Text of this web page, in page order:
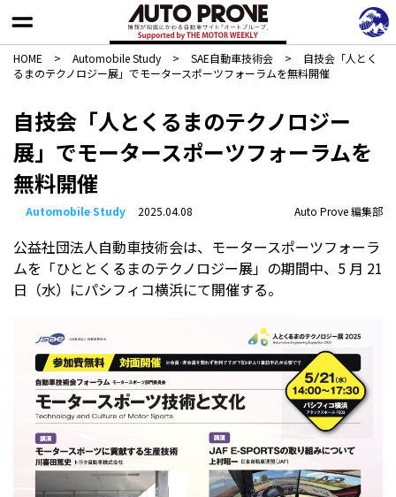
HOME > Automobile Study > SAE自動車技術会 >
自技会「人とく
るまのテクノロジー展」でモータースポーツフォーラムを無料開催
自技会「人とくるまのテクノロジー
展」でモータースポーツフォーラムを
無料開催
Automobile Study 2025.04.08 Auto Prove 編集部
公益社団法⼈⾃動⾞技術会は、モータースポーツフォーラ
ムを「ひととくるまのテクノロジー展」の期間中、5 ⽉ 21
⽇（⽔）にパシフィコ横浜にて開催する。